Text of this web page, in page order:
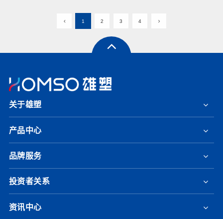
1 2 3 4
关于雄塑
产品中心
品牌服务
投资者关系
资讯中心